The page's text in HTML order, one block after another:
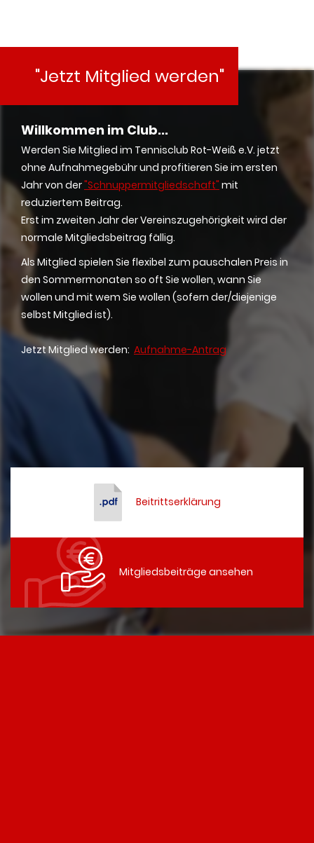
"Jetzt Mitglied werden"
Willkommen im Club...
Werden Sie Mitglied im Tennisclub Rot-Weiß e.V. jetzt
ohne Aufnahmegebühr und profitieren Sie im ersten
Jahr von der"Schnuppermitgliedschaft" mit
reduziertem Beitrag.
Erst im zweiten Jahr der Vereinszugehörigkeit wird der
normale Mitgliedsbeitrag fällig.
Als Mitglied spielen Sie flexibel zum pauschalen Preis in
den Sommermonaten so oft Sie wollen, wann Sie
wollen und mit wem Sie wollen (sofern der/diejenige
selbst Mitglied ist).
Jetzt Mitglied werden: Aufnahme-Antrag​
Beitrittserklärung
Mitgliedsbeiträge ansehen